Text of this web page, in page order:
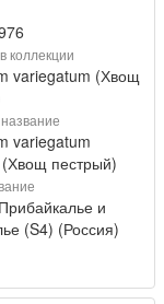
коллекции
variegatum (Хвощ
variegatum
пестрый)
и
(S4) (Россия)